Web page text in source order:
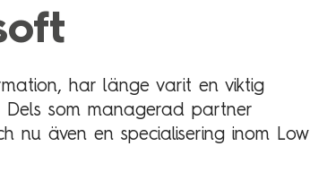
har länge varit en viktig
som managerad partner
nu även en specialisering inom Low